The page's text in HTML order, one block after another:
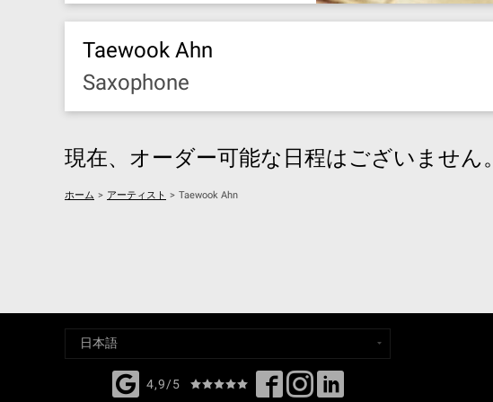
Taewook Ahn
Saxophone
現在、オーダー可能な日程はございません。
ホーム > アーティスト > Taewook Ahn
4,9/5